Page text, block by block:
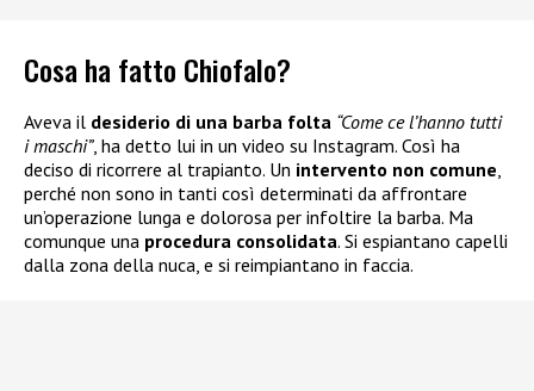
Cosa ha fatto Chiofalo?
Aveva il desiderio di una barba folta “Come ce l’hanno tutti
i maschi”, ha detto lui in un video su Instagram. Così ha
deciso di ricorrere al trapianto. Un intervento non comune
perché non sono in tanti così determinati da affrontare
un’operazione lunga e dolorosa per infoltire la barba. Ma
comunque una procedura consolidata. Si espiantano capelli
dalla zona della nuca, e si reimpiantano in faccia.